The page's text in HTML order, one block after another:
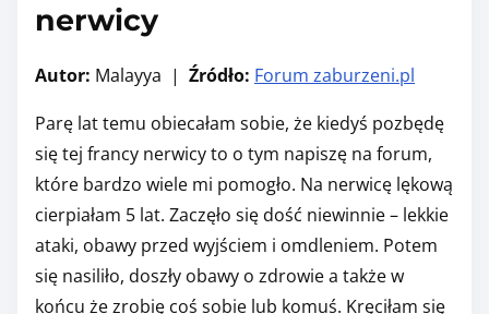
nerwicy
Autor: Malayya | Źródło: Forum zaburzeni.pl
Parę lat temu obiecałam sobie, że kiedyś pozbędę
się tej francy nerwicy to o tym napiszę na forum,
które bardzo wiele mi pomogło. Na nerwicę lękową
cierpiałam 5 lat. Zaczęło się dość niewinnie – lekkie
ataki, obawy przed wyjściem i omdleniem. Potem
się nasiliło, doszły obawy o zdrowie a także w
końcu że zrobię coś sobie lub komuś. Kręciłam się